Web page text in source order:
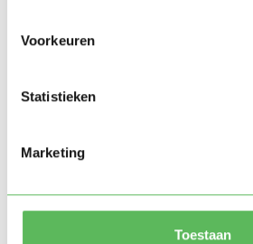
Voorkeuren
Statistieken
Marketing
Toestaan